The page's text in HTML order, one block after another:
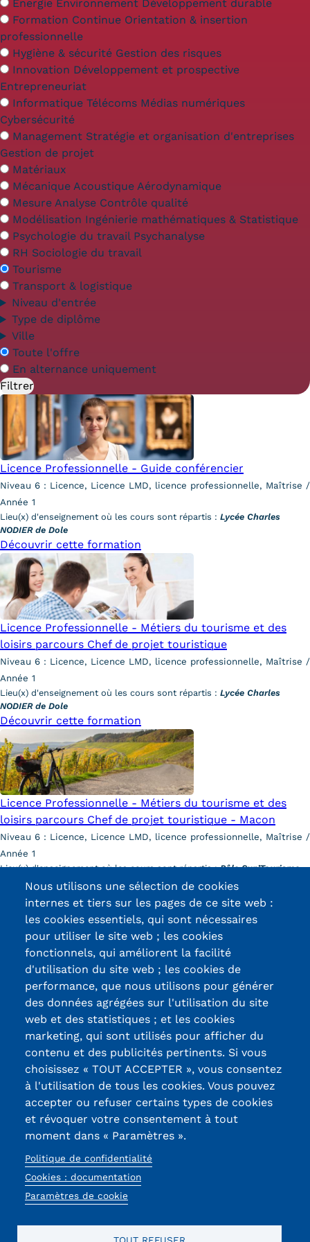
l'Expérience (VAE)
Validation des études
supérieures (VES)
Validation des acquis
professionnels et personnels
Infos pratiques
Discrimination/égalité/mixité
Handi'Cnam
Témoignages
Statistiques
FAQ
Lexique
Téléchargements
Qualiopi
Le Cnam ICSV
Erasmus
Règlement intérieur
Infos élèves
Modalités d'inscription
Tarifs
Infos entreprises
Former ses salariés
Accueillir un alternant ?
Taxe d'apprentissage
Infos enseignants
Liste des partenaires
Communication
Kits communications Cnam
Prospect
Fiche contact salons, forums,
JPO
Énergie Environnement Développement durable
Formation Continue Orientation & insertion
professionnelle
Hygiène & sécurité Gestion des risques
Innovation Développement et prospective
Entrepreneuriat
Informatique Télécoms Médias numériques
Cybersécurité
Management Stratégie et organisation d'entreprises
Gestion de projet
Matériaux
Mécanique Acoustique Aérodynamique
Mesure Analyse Contrôle qualité
Modélisation Ingénierie mathématiques & Statistique
Psychologie du travail Psychanalyse
RH Sociologie du travail
Tourisme
Transport & logistique
Niveau d'entrée
Type de diplôme
Ville
En
alternance
Toute l'offre
En alternance uniquement
Licence Professionnelle - Guide conférencier
Niveau 6 : Licence, Licence LMD, licence professionnelle, Maîtrise /
Année 1
Lieu(x) d'enseignement où les cours sont répartis : Lycée Charles
NODIER de Dole
Découvrir cette formation
Licence Professionnelle - Métiers du tourisme et des
loisirs parcours Chef de projet touristique
Niveau 6 : Licence, Licence LMD, licence professionnelle, Maîtrise /
Année 1
Lieu(x) d'enseignement où les cours sont répartis : Lycée Charles
NODIER de Dole
Découvrir cette formation
Licence Professionnelle - Métiers du tourisme et des
loisirs parcours Chef de projet touristique - Macon
Niveau 6 : Licence, Licence LMD, licence professionnelle, Maîtrise /
Année 1
Lieu(x) d'enseignement où les cours sont répartis :Pôle Sup’Tourisme
Ozanam à Mâcon
Découvrir cette formation
13, Rue Ernest
Thierry-Mieg
90010 BELFORT
Cedex
03 84 58 33 10
Réseaux
sociaux
Certifications /
Labels qualité
Nous utilisons une sélection de cookies
internes et tiers sur les pages de ce site web :
les cookies essentiels, qui sont nécessaires
pour utiliser le site web ; les cookies
fonctionnels, qui améliorent la facilité
d'utilisation du site web ; les cookies de
performance, que nous utilisons pour générer
des données agrégées sur l'utilisation du site
web et des statistiques ; et les cookies
marketing, qui sont utilisés pour afficher du
contenu et des publicités pertinents. Si vous
choisissez « TOUT ACCEPTER », vous consentez
à l'utilisation de tous les cookies. Vous pouvez
accepter ou refuser certains types de cookies
et révoquer votre consentement à tout
moment dans « Paramètres ».
Politique de confidentialité
Cookies : documentation
Paramètres de cookie
TOUT REFUSER